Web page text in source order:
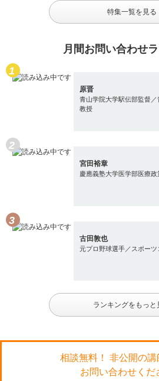
特集一覧を見る
月間お問い合わせ
原晋
青山学院大学駅伝部監督
教授
宮田裕章
慶應義塾大学医学部医療
古田敦也
元プロ野球選手／スポーツ
ランキングをもっと
相談無料！ 非公開の講
お問い合わせくだ